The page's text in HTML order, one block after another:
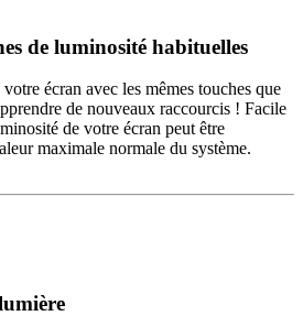
de luminosité habituelles
écran avec les mêmes touches que
de nouveaux raccourcis ! Facile
de votre écran peut être
maximale normale du système.